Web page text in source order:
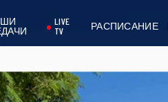
LIVE
TV
РАСПИСАНИЕ